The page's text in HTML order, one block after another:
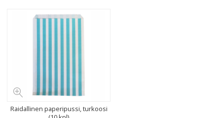
Raidallinen paperipussi, turkoosi